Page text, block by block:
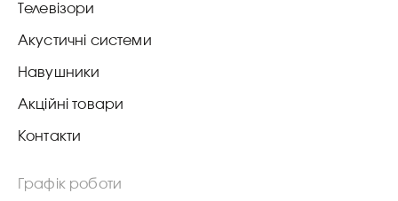
Телевізори
Акустичні системи
Навушники
Акційні товари
Контакти
Графік роботи